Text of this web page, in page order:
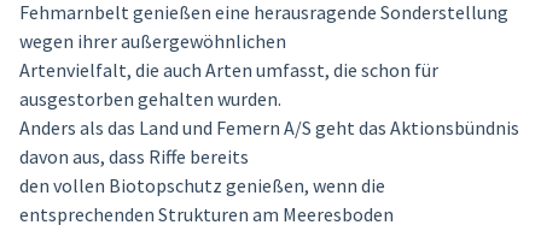
Fehmarnbelt genießen eine herausragende Sonderstellung
wegen ihrer außergewöhnlichen
Artenvielfalt, die auch Arten umfasst, die schon für
ausgestorben gehalten wurden.
Anders als das Land und Femern A/S geht das Aktionsbündnis
davon aus, dass Riffe bereits
den vollen Biotopschutz genießen, wenn die
entsprechenden Strukturen am Meeresboden